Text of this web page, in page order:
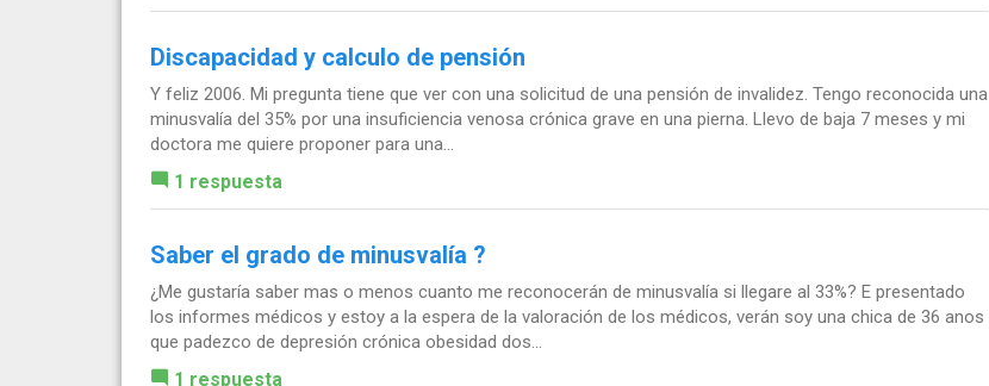
Discapacidad y calculo de pensión
Y feliz 2006. Mi pregunta tiene que ver con una solicitud de una pensión de invalidez. Tengo reconocida una
minusvalía del 35% por una insuficiencia venosa crónica grave en una pierna. Llevo de baja 7 meses y mi
doctora me quiere proponer para una...
1 respuesta
Saber el grado de minusvalía ?
¿Me gustaría saber mas o menos cuanto me reconocerán de minusvalía si llegare al 33%? E presentado
los informes médicos y estoy a la espera de la valoración de los médicos, verán soy una chica de 36 anos
que padezco de depresión crónica obesidad dos...
1 respuesta